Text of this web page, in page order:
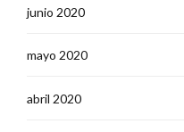
junio 2020
mayo 2020
abril 2020